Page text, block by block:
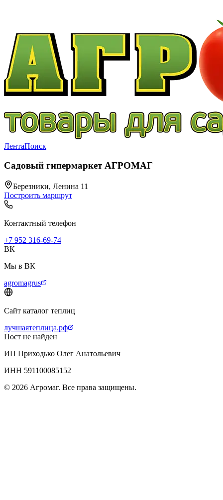
ЛентаПоиск
Садовый гипермаркет АГРОМАГ
Березники, Ленина 11
Построить маршрут
Контактный телефон
+7 952 316-69-74
ВК
Мы в ВК
agromagrus
Сайт каталог теплиц
лучшаятеплица.рф
Пост не найден
ИП Приходько Олег Анатольевич
ИНН 591100085152
© 2026 Агромаг. Все права защищены.